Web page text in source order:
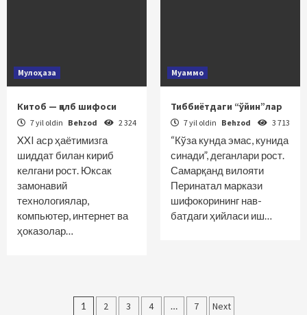
Мулоҳаза
Китоб — қалб шифоси
7 yil oldin Behzod 2 324
XXI аср ҳаётимизга
шиддат билан кириб
келгани рост. Юксак
замонавий
технологиялар,
компьютер, интернет ва
ҳоказолар…
Муаммо
Тиббиётдаги “ўйин”лар
7 yil oldin Behzod 3 713
“Кўза кунда эмас, кунида
синади”, деганлари рост.
Самарқанд вилояти
Перинатал маркази
шифокорининг нав­
батдаги ҳийласи иш…
Maqolalar
1 2 3 4 … 7 Next